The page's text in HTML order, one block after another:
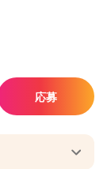
応募